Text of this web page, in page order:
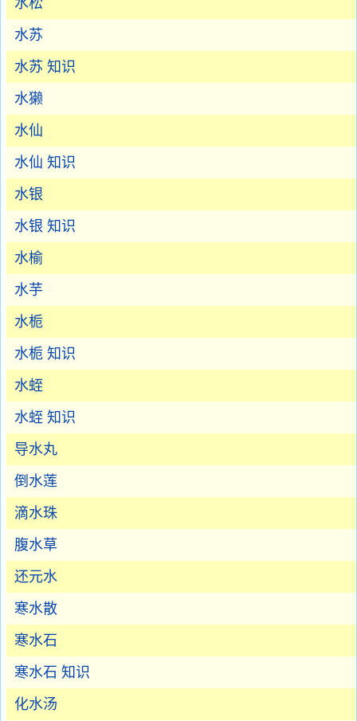
水松
水苏
水苏 知识
水獭
水仙
水仙 知识
水银
水银 知识
水榆
水芋
水栀
水栀 知识
水蛭
水蛭 知识
导水丸
倒水莲
滴水珠
腹水草
还元水
寒水散
寒水石
寒水石 知识
化水汤